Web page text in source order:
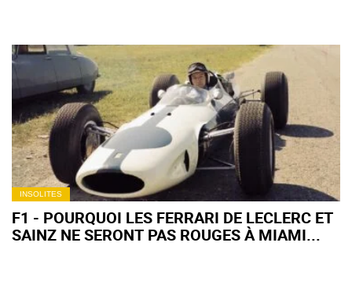
INSOLITES
F1 - POURQUOI LES FERRARI DE LECLERC ET
SAINZ NE SERONT PAS ROUGES À MIAMI...